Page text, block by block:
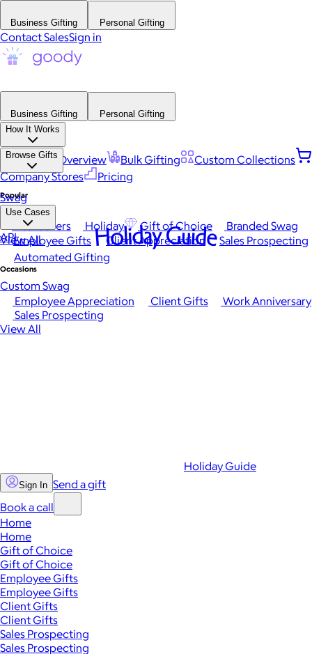
Business Gifting Personal Gifting
Contact SalesSign in
Business Gifting
Personal Gifting
How It Works
Platform Overview Bulk Gifting
Custom Collections
Company Stores
Pricing
Browse Gifts
Popular
Best Sellers Holiday Gift of Choice
Branded Swag
View All
Occasions
Employee Appreciation Client Gifts
Work Anniversary
Sales Prospecting
View All
Swag
Use Cases
Employee Gifts Client Appreciation
Sales Prospecting
Automated Gifting
Custom Swag
API Holiday Guide
Holiday Guide
Sign In Send a gift
Book a call
Home
Home
Gift of Choice
Gift of Choice
Employee Gifts
Employee Gifts
Client Gifts
Client Gifts
Sales Prospecting
Sales Prospecting